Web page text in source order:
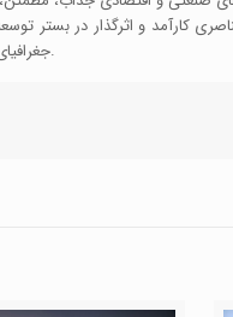
کارآمد و اثرگذار در
جغرافیای اقتصادی، علاوه بر رونق بخشی به ساختار توسعه ای کشور، طراحی های خباثت آلود دشمنان این نظام، انقلاب و ملت شریف را خنثی نمایند.